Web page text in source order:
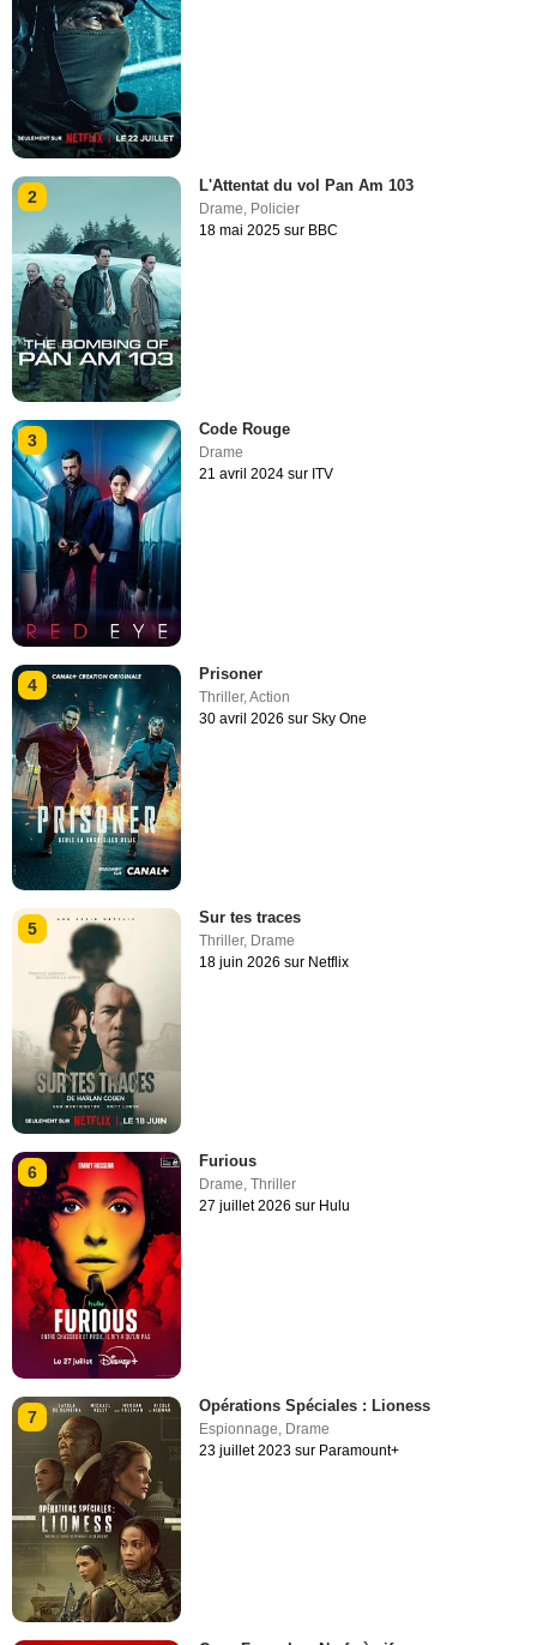
2
L'Attentat du vol Pan Am 103
Drame, Policier
18 mai 2025 sur BBC
3
Code Rouge
Drame
21 avril 2024 sur ITV
4
Prisoner
Thriller,Action
30 avril 2026 sur Sky One
5
Sur tes traces
Thriller, Drame
18 juin 2026 sur Netflix
6
Furious
Drame,Thriller
27 juillet 2026 sur Hulu
7
Opérations Spéciales : Lioness
Espionnage Drame
23 juillet 2023 sur Paramount+